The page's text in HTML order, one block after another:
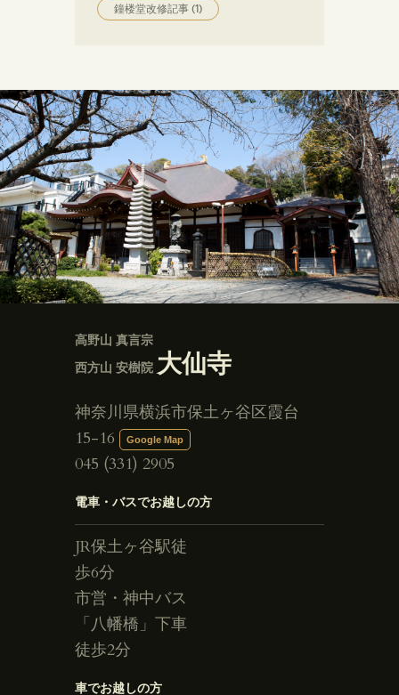
鐘楼堂改修記事(1)
高野山 真言宗
西方山 安樹院 大仙寺
神奈川県横浜市保土ヶ谷区霞台
15-16
Google Map
045 (331) 2905
電車・バスでお越しの方
JR保土ヶ谷駅徒
歩6分
市営・神中バス
「八幡橋」下車
徒歩2分
車でお越しの方